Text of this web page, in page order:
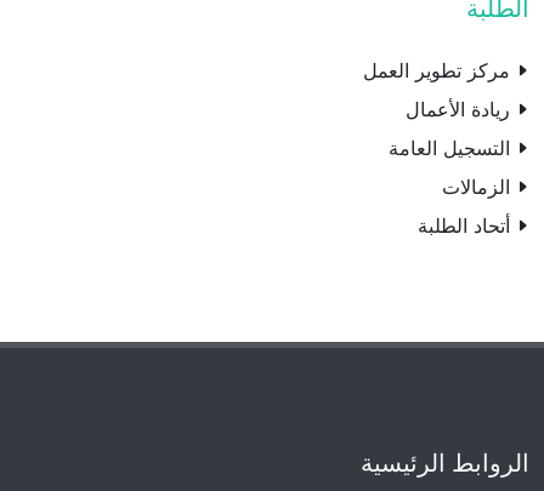
الطلبة
مركز تطوير العمل
ريادة الأعمال
التسجيل العامة
الزمالات
أتحاد الطلبة
الروابط الرئيسية